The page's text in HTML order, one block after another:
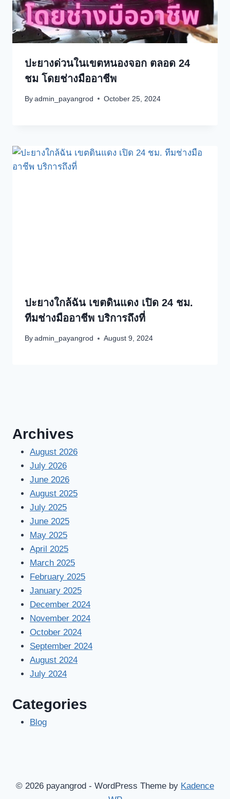
ปะยางด่วนในเขตหนองจอก ตลอด 24
ชม โดยช่างมืออาชีพ
By admin_payangrod October 25, 2024
ปะยางใกล้ฉัน เขตดินแดง เปิด 24 ชม.
ทีมช่างมืออาชีพ บริการถึงที่
By admin_payangrod August 9, 2024
Archives
August 2026
July 2026
June 2026
August 2025
July 2025
June 2025
May 2025
April 2025
March 2025
February 2025
January 2025
December 2024
November 2024
October 2024
September 2024
August 2024
July 2024
Categories
Blog
© 2026 payangrod - WordPress Theme by Kadence